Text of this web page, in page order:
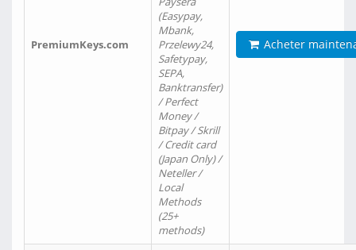
PremiumKeys.com
(Easypay,
Mbank,
Przelewy24,
Safetypay,
SEPA,
Banktransfer)
/ Perfect
Money /
Bitpay / Skrill
/ Credit card
(Japan Only) /
Neteller /
Local
Methods
(25+
methods)
Acheter